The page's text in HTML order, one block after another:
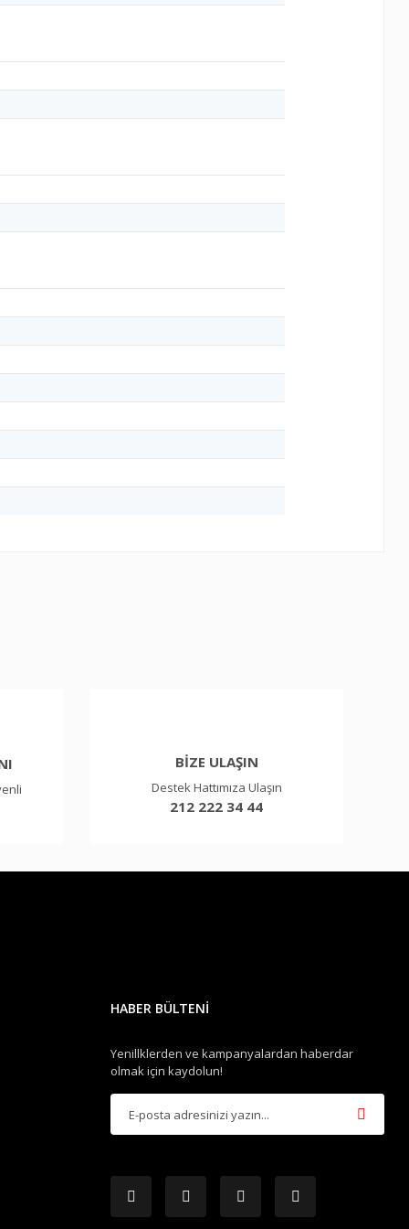
BİZE ULAŞIN
Destek Hattımıza Ulaşın
212 222 34 44
HABER BÜLTENİ
Yenillklerden ve kampanyalardan haberdar
olmak için kaydolun!